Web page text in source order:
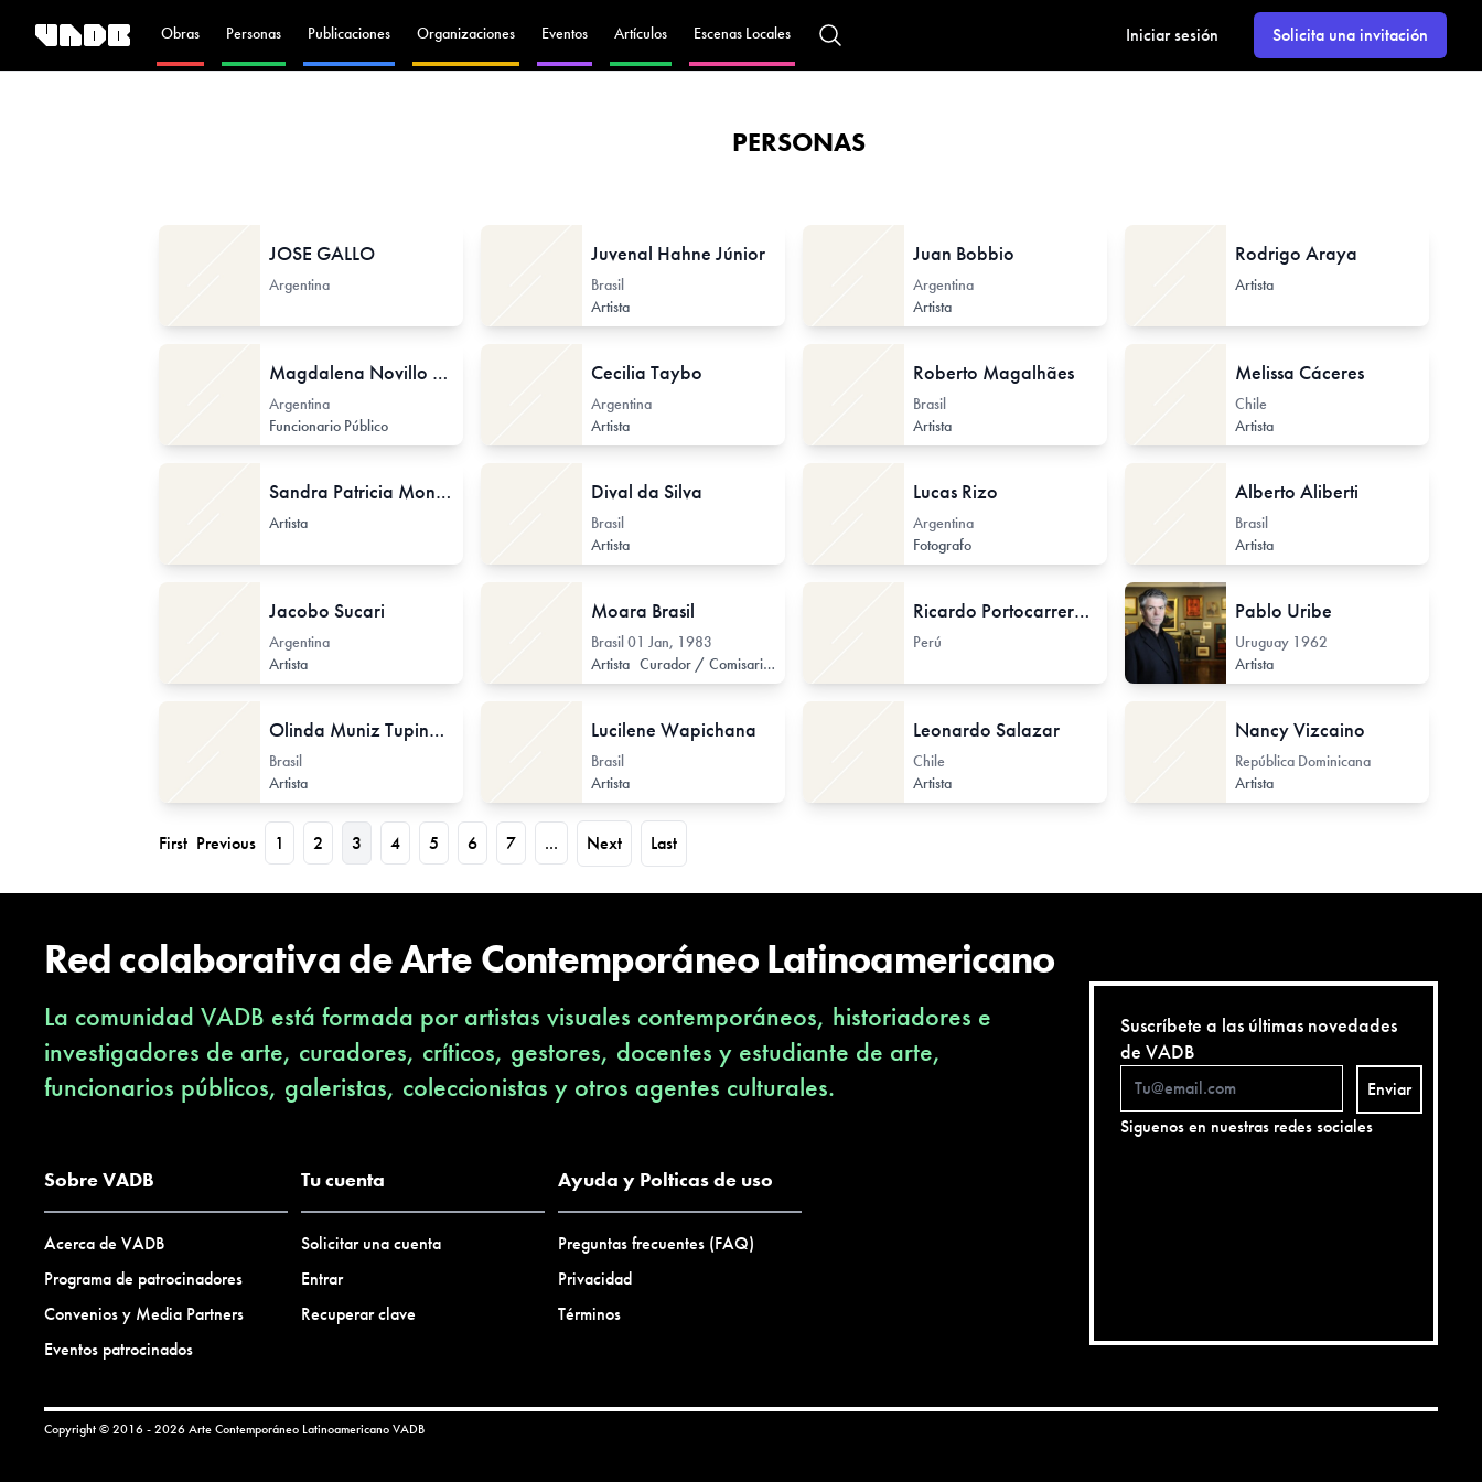
Obras Personas Publicaciones Organizaciones Eventos Artículos Escenas Locales Iniciar sesión Solicita una invitación
PERSONAS
JOSE GALLO
Argentina
Juvenal Hahne Júnior
Brasil
Artista
Juan Bobbio
Argentina
Artista
Rodrigo Araya
Artista
Magdalena Novillo Corvalán
Argentina
Funcionario Público
Cecilia Taybo
Argentina
Artista
Roberto Magalhães
Brasil
Artista
Melissa Cáceres
Chile
Artista
Sandra Patricia Monterroso Juárez
Artista
Dival da Silva
Brasil
Artista
Lucas Rizo
Argentina
Fotografo
Alberto Aliberti
Brasil
Artista
Jacobo Sucari
Argentina
Artista
Moara Brasil
Brasil01 Jan, 1983
Artista Curador / Comisario (de Arte Contemporáneo)
Ricardo Portocarrero Grados
Perú
Pablo Uribe
Uruguay 1962
Artista
Olinda Muniz Tupinambá
Brasil
Artista
Lucilene Wapichana
Brasil
Artista
Leonardo Salazar
Chile
Artista
Nancy Vizcaino
República Dominicana
Artista
First Previous 1 2 3 4 5 6 7 ... Next Last
Red colaborativa de Arte Contemporáneo Latinoamericano
La comunidad VADB está formada por artistas visuales contemporáneos, historiadores e
investigadores de arte, curadores, críticos, gestores, docentes y estudiante de arte,
funcionarios públicos, galeristas, coleccionistas y otros agentes culturales.
Sobre VADB
Acerca de VADB
Programa de patrocinadores
Convenios y Media Partners
Eventos patrocinados
Tu cuenta
Solicitar una cuenta
Entrar
Recuperar clave
Ayuda y Polticas de uso
Preguntas frecuentes (FAQ)
Privacidad
Términos
Suscríbete a las últimas novedades
de VADB
Enviar
Siguenos en nuestras redes sociales
Copyright © 2016 - 2026 Arte Contemporáneo LatinoamericanoVADB